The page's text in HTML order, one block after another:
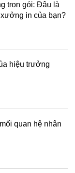
trọn gói: Đâu là
in của bạn?
hiệu trưởng
quan hệ nhân